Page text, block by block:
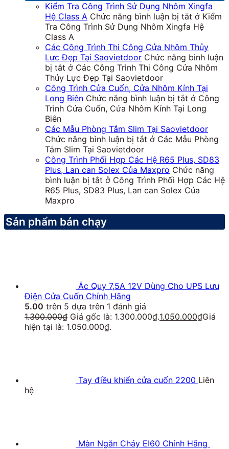
Kiểm Tra Công Trình Sử Dụng Nhôm Xingfa
Hệ Class A Chức năng bình luận bị tắt ở Kiểm
Tra Công Trình Sử Dụng Nhôm Xingfa Hệ
Class A
Các Công Trình Thi Công Cửa Nhôm Thủy
Lực Đẹp Tại Saovietdoor Chức năng bình luận
bị tắt ở Các Công Trình Thi Công Cửa Nhôm
Thủy Lực Đẹp Tại Saovietdoor
Công Trình Cửa Cuốn, Cửa Nhôm Kính Tại
Long Biên Chức năng bình luận bị tắt ở Công
Trình Cửa Cuốn, Cửa Nhôm Kính Tại Long
Biên
Các Mẫu Phòng Tắm Slim Tại Saovietdoor
Chức năng bình luận bị tắt ở Các Mẫu Phòng
Tắm Slim Tại Saovietdoor
Công Trình Phối Hợp Các Hệ R65 Plus, SD83
Plus, Lan can Solex Của Maxpro Chức năng
bình luận bị tắt ở Công Trình Phối Hợp Các Hệ
R65 Plus, SD83 Plus, Lan can Solex Của
Maxpro
Sản phẩm bán chạy
Ắc Quy 7,5A 12V Dùng Cho UPS Lưu
Điện Cửa Cuốn Chính Hãng
5.00 trên 5 dựa trên 1 đánh giá
1.300.000₫ Giá gốc là: 1.300.000₫.1.050.000₫Giá
hiện tại là: 1.050.000₫.
Tay điều khiển cửa cuốn 2200 Liên
hệ
Màn Ngăn Cháy EI60 Chính Hãng